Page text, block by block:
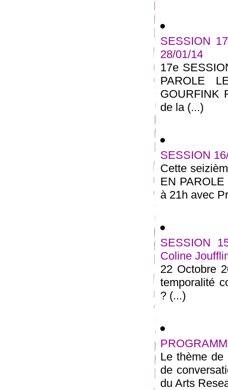
SESSION
28/01/14
17e
PAROLE
GOURFINK
de la (...)
SESSION
Cette
EN
à 21h avec
SESSION
Coline
22 Octobre
temporalité
? (...)
Le thème de
de
du Arts